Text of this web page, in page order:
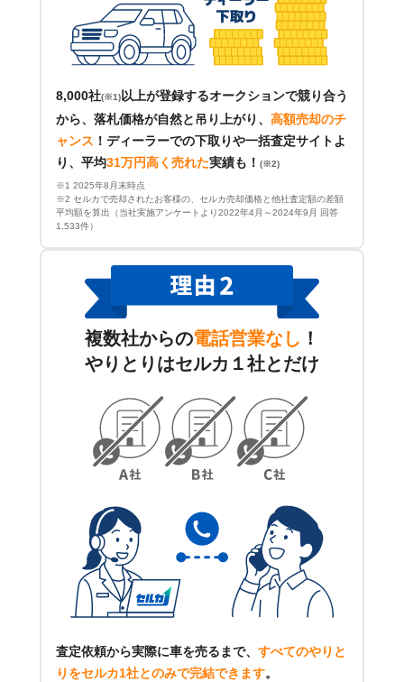
8,000社(※1) 以上が登録するオークションで競り合う
から、落札価格が自然と吊り上がり、 高額売却のチ
ャンス ！ ディーラーでの下取りや一括査定サイトよ
り、平均31万円高く売れた実績も！ (※2)
※1 2025年8月末時点
※2 セルカで売却されたお客様の、セルカ売却価格と他社査定額の差額
平均額を算出（当社実施アンケートより2022年4月～2024年9月 回答
1,533件）
複数社からの電話営業なし ！
やりとりはセルカ１社とだけ
査定依頼から実際に車を売るまで、 すべてのやりと
りをセルカ1社とのみで完結できます。